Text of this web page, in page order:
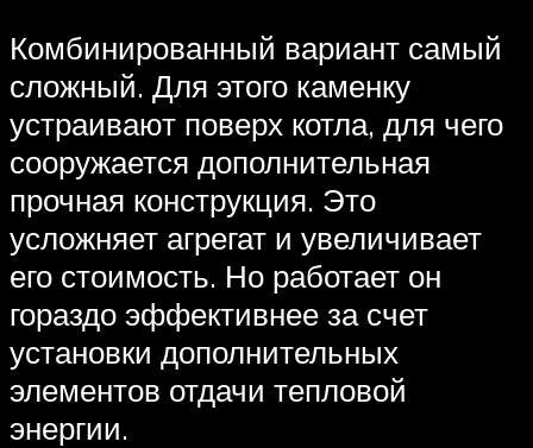
Комбинированный вариант самый
сложный. Для этого каменку
устраивают поверх котла, для чего
сооружается дополнительная
прочная конструкция. Это
усложняет агрегат и увеличивает
его стоимость. Но работает он
гораздо эффективнее за счет
установки дополнительных
элементов отдачи тепловой
энергии.